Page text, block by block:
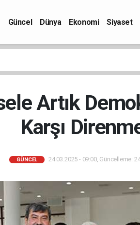
Güncel Dünya Ekonomi Siyaset
Artık
Karşı
GÜNCEL 24.03.2025 - 09:00, Güncelleme: